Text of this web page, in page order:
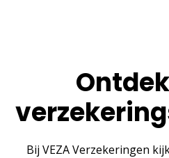
Bij VEZA Verzekeringen